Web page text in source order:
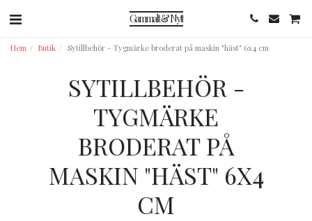
Gammalt & Nytt
Hem Butik Sytillbehör - Tygmärke broderat på maskin "häst" 6x4 cm
SYTILLBEHÖR -
TYGMÄRKE
BRODERAT PÅ
MASKIN "HÄST" 6X4
CM